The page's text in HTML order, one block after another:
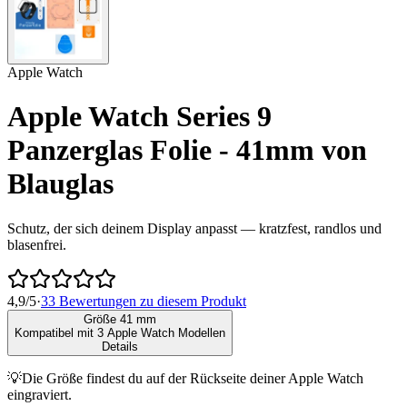
Apple Watch
Apple Watch Series 9
Panzerglas Folie - 41mm von
Blauglas
Schutz, der sich deinem Display anpasst — kratzfest, randlos und
blasenfrei.
4,9/5·33 Bewertungen zu diesem Produkt
Größe 41 mm
Kompatibel mit 3 Apple Watch Modellen
Details
💡Die Größe findest du auf der Rückseite deiner Apple Watch
eingraviert.